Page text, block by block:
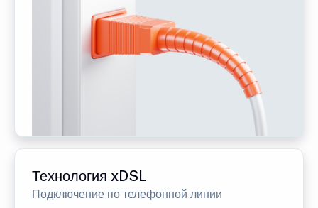
Технология xDSL
Подключение по телефонной линии